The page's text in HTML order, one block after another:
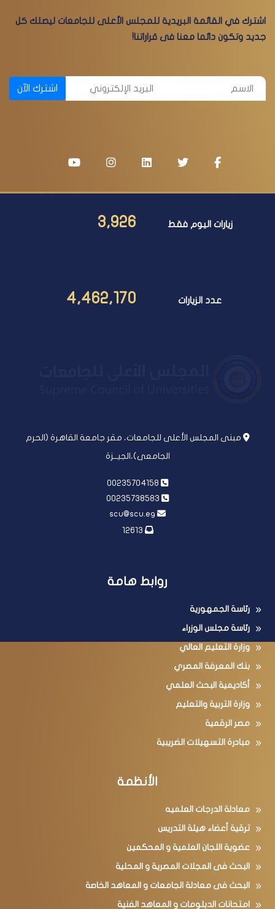
اشترك في القائمة البريدية للمجلس الأعلى للجامعات ليصلك كل
جديد وتكون دائما معنا فى قراراتنا!
اشترك الآن
زيارات اليوم فقط 3,926
عدد الزيارات 4,462,170
مبنى المجلس الأعلى للجامعات، مقر جامعة القاهرة (الحرم
الجامعى)،الجيــزة
روابط هامة
رئاسة الجمهورية
رئاسة مجلس الوزراء
وزارة التعليم العالي
بنك المعرفة المصري
أكاديمية البحث العلمي
وزارة التربية والتعليم
مصر الرقمية
مبادرة التسهيلات الضريبية
الأنظمة
معادلة الدرجات العلميه
ترقية أعضاء هيئة التدريس
عضوية اللجان العلمية و المحكمين
البحث فى المجلات المصرية و المحلية
البحث فى معادلة الجامعات و المعاهد الخاصة
امتحانات الدبلومات و المعاهد الفنية